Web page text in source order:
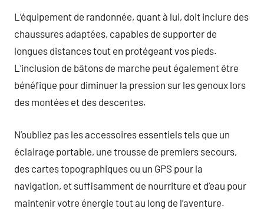
L’équipement de randonnée, quant à lui, doit inclure des
chaussures adaptées, capables de supporter de
longues distances tout en protégeant vos pieds.
L’inclusion de bâtons de marche peut également être
bénéfique pour diminuer la pression sur les genoux lors
des montées et des descentes.
N’oubliez pas les accessoires essentiels tels que un
éclairage portable, une trousse de premiers secours,
des cartes topographiques ou un GPS pour la
navigation, et suffisamment de nourriture et d’eau pour
maintenir votre énergie tout au long de l’aventure.